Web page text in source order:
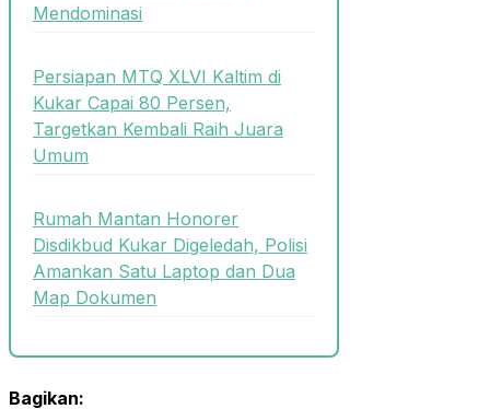
Mendominasi
Persiapan MTQ XLVI Kaltim di
Kukar Capai 80 Persen,
Targetkan Kembali Raih Juara
Umum
Rumah Mantan Honorer
Disdikbud Kukar Digeledah, Polisi
Amankan Satu Laptop dan Dua
Map Dokumen
Bagikan: